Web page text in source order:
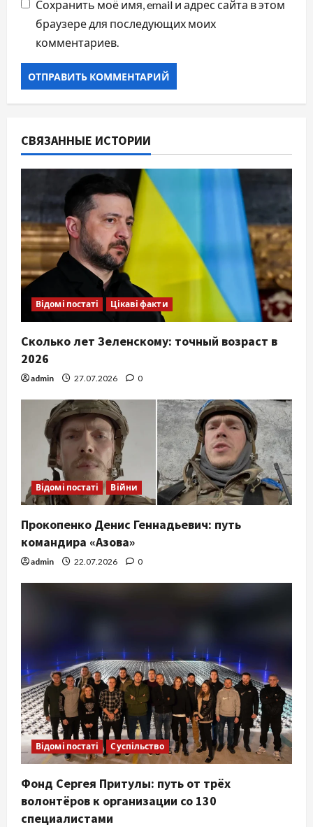
Сохранить моё имя, email и адрес сайта в этом
браузере для последующих моих
комментариев.
СВЯЗАННЫЕ ИСТОРИИ
Відомі постаті Цікаві факти
Сколько лет Зеленскому: точный возраст в
2026
admin 27.07.2026 0
Відомі постаті Війни
Прокопенко Денис Геннадьевич: путь
командира «Азова»
admin 22.07.2026 0
Відомі постаті Суспільство
Фонд Сергея Притулы: путь от трёх
волонтёров к организации со 130
специалистами